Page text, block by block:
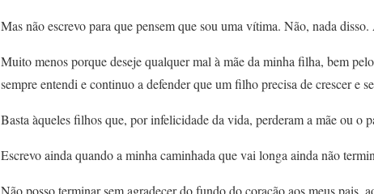
Mas não escrevo para que pensem que sou uma vítima. Não, nada
Muito menos porque deseje qualquer mal à mãe da minha filha, bem
sempre entendi e continuo a defender que um filho precisa de crescer e
Basta àqueles filhos que, por infelicidade da vida, perderam a mãe ou o
Escrevo ainda quando a minha caminhada que vai longa ainda não
Não posso terminar sem agradecer do fundo do coração aos meus pais,